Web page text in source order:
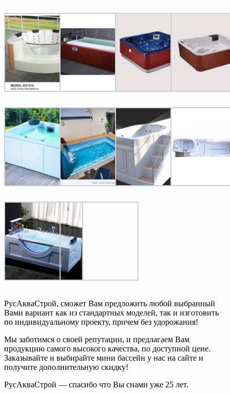
РусАкваСтрой, сможет Вам предложить любой выбранный
Вами вариант как из стандартных моделей, так и изготовить
по индивидуальному проекту, причем без удорожания!
Мы заботимся о своей репутации, и предлагаем Вам
продукцию самого высокого качества, по доступной цене.
Заказывайте и выбирайте мини бассейн у нас на сайте и
получите дополнительную скидку!
РусАкваСтрой — спасибо что Вы снами уже 25 лет.